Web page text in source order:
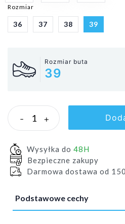
Rozmiar
36 37 38 39
Rozmiar buta
39
- +
Wysyłka do 48H
Bezpieczne zakupy
Darmowa dostawa od
Podstawowe cechy